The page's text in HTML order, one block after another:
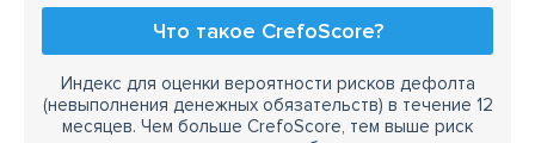
Что такое CrefoScore?
Индекс для оценки вероятности рисков дефолта
(невыполнения денежных обязательств) в течение 12
месяцев. Чем больше CrefoScore, тем выше риск